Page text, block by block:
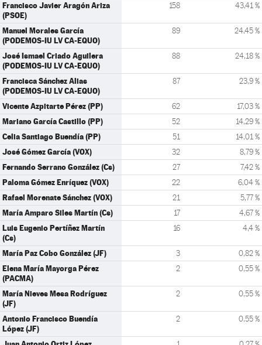
Francisco Javier Aragón Ariza
(PSOE)
158 43,41 %
Manuel Morales García
(PODEMOS-IU LV CA-EQUO)
89 24,45 %
José Ismael Criado Aguilera
(PODEMOS-IU LV CA-EQUO)
88 24,18 %
Francisca Sánchez Alias
(PODEMOS-IU LV CA-EQUO)
87 23,9 %
Vicente Azpitarte Pérez (PP) 62 17,03 %
Mariano García Castillo (PP) 52 14,29 %
Celia Santiago Buendía (PP) 51 14,01 %
José Gómez García (VOX) 32 8,79 %
Fernando Serrano González (Cs) 27 7,42 %
Paloma Gómez Enríquez (VOX) 22 6,04 %
Rafael Morenate Sánchez (VOX) 21 5,77 %
María Amparo Siles Martín (Cs) 17 4,67 %
Luis Eugenio Pertíñez Martín
(Cs)
16 4,4 %
María Paz Cobo González (JF) 3 0,82 %
Elena María Mayorga Pérez
(PACMA)
2 0,55 %
María Nieves Mesa Rodríguez
(JF)
2 0,55 %
Antonio Francisco Buendía
López (JF)
2 0,55 %